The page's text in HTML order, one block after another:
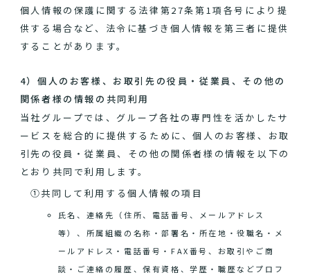
個人情報の保護に関する法律第27条第1項各号により提
供する場合など、法令に基づき個人情報を第三者に提供
することがあります。
4）個人のお客様、お取引先の役員・従業員、その他の
関係者様の情報の共同利用
当社グループでは、グループ各社の専門性を活かしたサ
ービスを総合的に提供するために、個人のお客様、お取
引先の役員・従業員、その他の関係者様の情報を以下の
とおり共同で利用します。
①共同して利用する個人情報の項目
氏名、連絡先（住所、電話番号、メールアドレス
等）、所属組織の名称・部署名・所在地・役職名・メ
ールアドレス・電話番号・FAX番号、お取引やご商
談・ご連絡の履歴、保有資格、学歴・職歴などプロフ